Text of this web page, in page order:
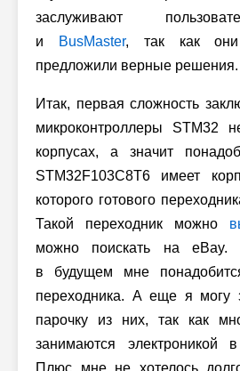
заслуживают
и
BusMaster, так как они
предложили верные решения.
Итак, первая сложность
микроконтроллеры STM32
корпусах, а значит
STM32F103C8T6 имеет
которого готового
Такой переходник можно
можно поискать на eBay.
в будущем мне
переходника. А еще я могу
парочку из них, так как
занимаются электроникой
Плюс мне не хотелось